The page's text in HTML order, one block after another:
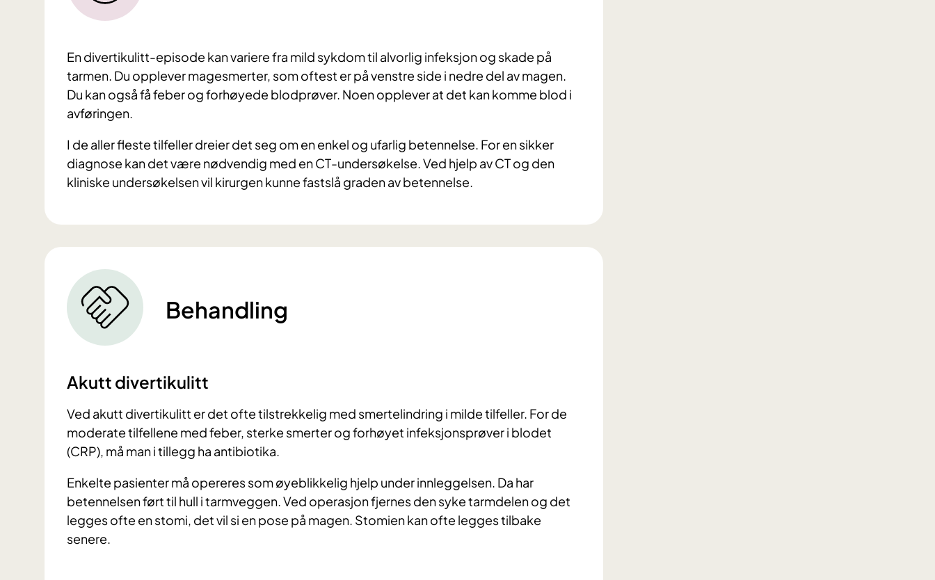
En divertikulitt-episode kan variere fra mild sykdom til alvorlig infeksjon og skade på
tarmen. Du opplever magesmerter, som oftest er på venstre side i nedre del av magen.
Du kan også få feber og forhøyede blodprøver. Noen opplever at det kan komme blod i
avføringen.
I de aller fleste tilfeller dreier det seg om en enkel og ufarlig betennelse. For en sikker
diagnose kan det være nødvendig med en CT-undersøkelse. Ved hjelp av CT og den
kliniske undersøkelsen vil kirurgen kunne fastslå graden av betennelse.
Behandling
Akutt divertikulitt
Ved akutt divertikulitt er det ofte tilstrekkelig med smertelindring i milde tilfeller. For de
moderate tilfellene med feber, sterke smerter og forhøyet infeksjonsprøver i blodet
(CRP), må man i tillegg ha antibiotika.
Enkelte pasienter må opereres som øyeblikkelig hjelp under innleggelsen. Da har
betennelsen ført til hull i tarmveggen. Ved operasjon fjernes den syke tarmdelen og det
legges ofte en stomi, det vil si en pose på magen. Stomien kan ofte legges tilbake
senere.